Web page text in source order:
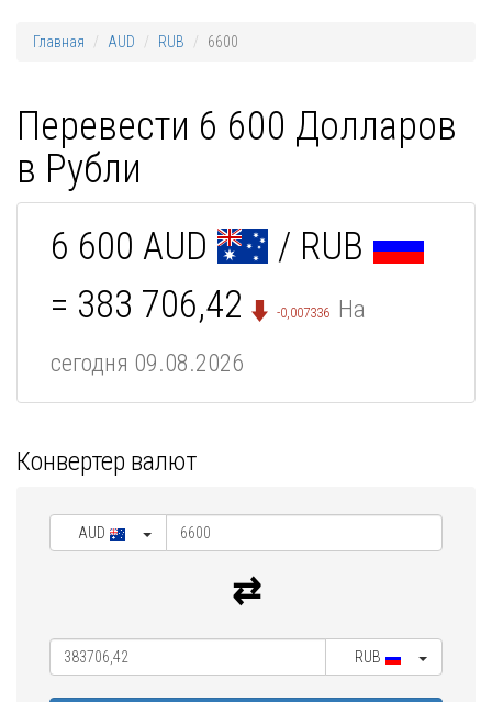
Главная AUD RUB 6600
Перевести 6 600 Долларов
в Рубли
6 600 AUD
/ RUB
= 383 706,42
-0,007336 На
сегодня 09.08.2026
Конвертер валют
AUD
RUB